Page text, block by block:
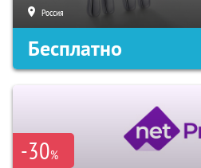
Россия
Бесплатно
-30%